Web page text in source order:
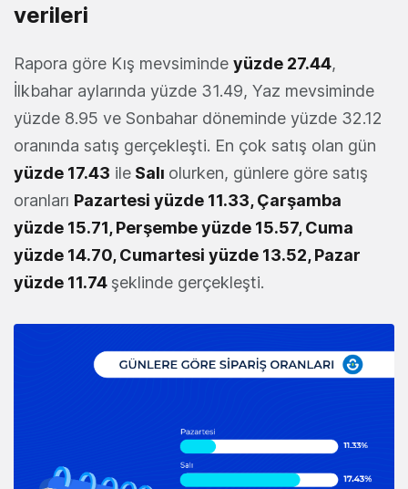
verileri
Rapora göre Kış mevsiminde yüzde 27.44,
İlkbahar aylarında yüzde 31.49, Yaz mevsiminde
yüzde 8.95 ve Sonbahar döneminde yüzde 32.12
oranında satış gerçekleşti. En çok satış olan gün
yüzde 17.43 ile Salı olurken, günlere göre satış
oranları Pazartesi yüzde 11.33, Çarşamba
yüzde 15.71, Perşembe yüzde 15.57, Cuma
yüzde 14.70, Cumartesi yüzde 13.52, Pazar
yüzde 11.74 şeklinde gerçekleşti.